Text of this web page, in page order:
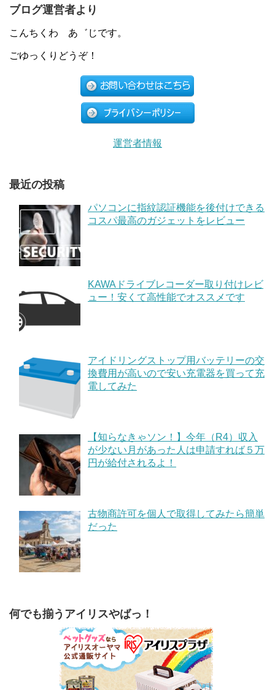
ブログ運営者より
こんちくわ あ゛じです。
ごゆっくりどうぞ！
運営者情報
最近の投稿
パソコンに指紋認証機能を後付けできる
コスパ最高のガジェットをレビュー
KAWAドライブレコーダー取り付けレビ
ュー！安くて高性能でオススメです
アイドリングストップ用バッテリーの交
換費用が高いので安い充電器を買って充
電してみた
【知らなきゃソン！】今年（R4）収入
が少ない月があった人は申請すれば５万
円が給付されるよ！
古物商許可を個人で取得してみたら簡単
だった
何でも揃うアイリスやばっ！